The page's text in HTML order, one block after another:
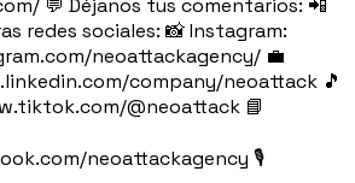
💬 Déjanos tus comentarios: 📲
redes sociales: 📸 Instagram:
neoattackagency/ 💼
company/neoattack 🎵
@neoattack 📘
neoattackagency 🎙️